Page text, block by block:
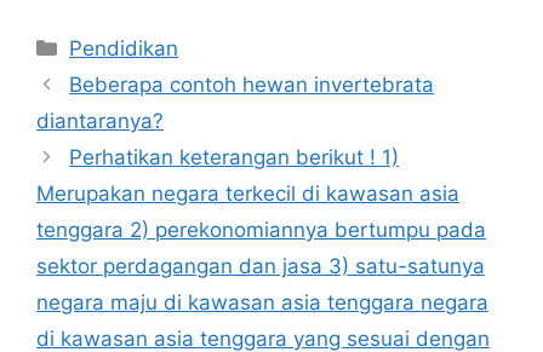
Kategori
Pendidikan
Beberapa contoh hewan invertebrata
diantaranya?
Perhatikan keterangan berikut ! 1)
Merupakan negara terkecil di kawasan asia
tenggara 2) perekonomiannya bertumpu pada
sektor perdagangan dan jasa 3) satu-satunya
negara maju di kawasan asia tenggara negara
di kawasan asia tenggara yang sesuai dengan